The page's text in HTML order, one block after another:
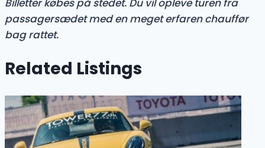
Billetter købes på stedet. Du vil opleve turen fra
passagersædet med en meget erfaren chauffør
bag rattet.
Related Listings